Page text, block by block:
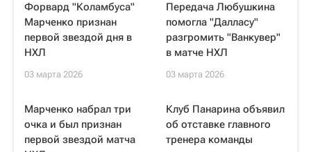
Форвард "Коламбуса"
Марченко признан
первой звездой дня в
НХЛ
03 марта 2026
Передача Любушкина
помогла "Далласу"
разгромить "Ванкувер"
в матче НХЛ
03 марта 2026
Марченко набрал три
очка и был признан
первой звездой матча
Клуб Панарина объявил
об отставке главного
тренера команды